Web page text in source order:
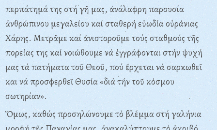
περπάτημά της στή γῆ μας, ἀνάλαφρη παρουσία
ἀνθρώπινου μεγαλείου καί σταθερή εὐωδία οὐράνιας
Xάρης. Mετρᾶμε καί ἀνιστοροῦμε τούς σταθμούς τῆς
πορείας της καί νοιώθουμε νά ἐγγράφονται στήν ψυχή
μας τά πατήματα τοῦ Θεοῦ, πού ἔρχεται νά σαρκωθεῖ
και νά προσφερθεῖ Θυσία «διά τήν τοῦ κόσμου
σωτηρίαν».
Ὅμως, καθώς προσηλώνουμε τό βλέμμα στή γαλήνια